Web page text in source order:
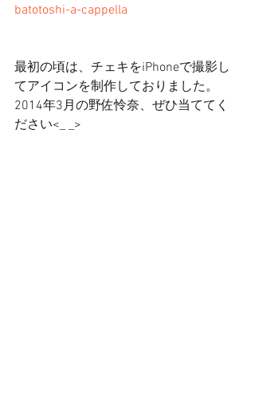
batotoshi-a-cappella
最初の頃は、チェキをiPhoneで撮影し
てアイコンを制作しておりました。
2014年3月の野佐怜奈、ぜひ当ててく
ださい<_ _>